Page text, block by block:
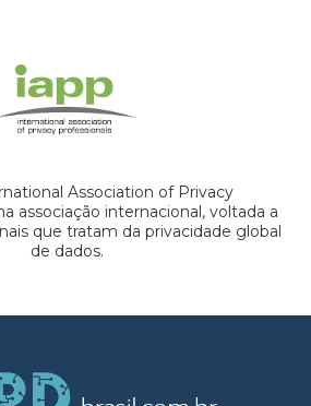
Association of Privacy
associação internacional, voltada a
que tratam da privacidade global
de dados.